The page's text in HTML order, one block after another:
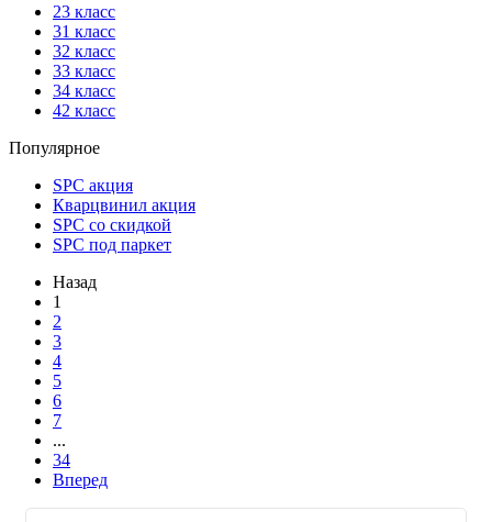
23 класс
31 класс
32 класс
33 класс
34 класс
42 класс
Популярное
SPC акция
Кварцвинил акция
SPC со скидкой
SPC под паркет
Назад
1
2
3
4
5
6
7
...
34
Вперед